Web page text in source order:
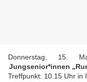
Donnerstag,
Jungsenior*innen
Treffpunkt: 10.15 Uhr in